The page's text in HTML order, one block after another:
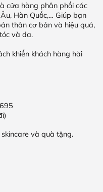
cửa hàng phân phối các
Hàn Quốc,… Giúp bạn
thân cơ bản và hiệu quả,
và da.
khiến khách hàng hài
và quà tặng.